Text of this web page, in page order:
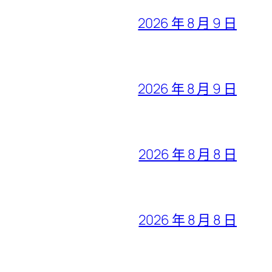
2026 年 8 月 9 日
2026 年 8 月 9 日
2026 年 8 月 8 日
2026 年 8 月 8 日